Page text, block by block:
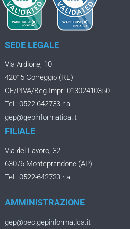
SEDE LEGALE
Via Ardione, 10
42015 Correggio (RE)
CF/PIVA/Reg.Impr: 01302410350
Tel.: 0522-642733 r.a.
gep@gepinformatica.it
FILIALE
Via del Lavoro, 32
63076 Monteprandone (AP)
Tel.: 0522-642733 r.a.
AMMINISTRAZIONE
gep@pec.gepinformatica.it